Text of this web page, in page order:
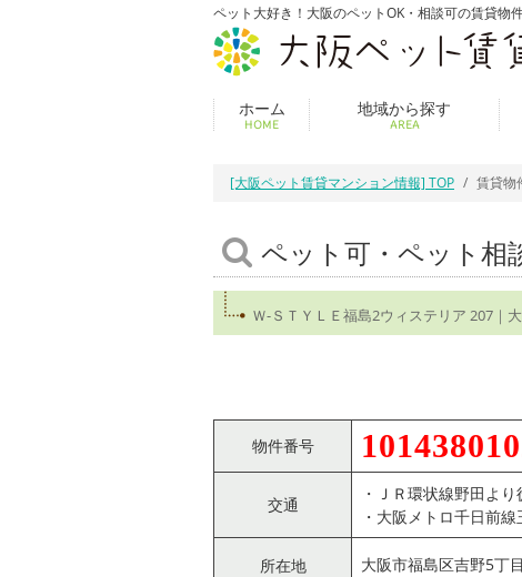
ペット大好き！大阪のペットOK・相談可の賃貸物
ホーム
HOME
地域から探す
AREA
[大阪ペット賃貸マンション情報] TOP 賃貸物
ペット可・ペット相
Ｗ-ＳＴＹＬＥ福島2ウィステリア 207｜
物件番号
交通
・ＪＲ環状線野田よ
・大阪メトロ千日前
所在地 大阪市福島区吉野5丁目